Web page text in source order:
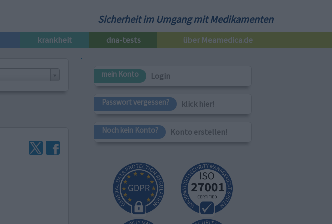
Sicherheit im Umgang mit Medikamenten
krankheit dna-tests über Meamedica.de
mein Konto Login
Passwort vergessen? klick hier!
Noch kein Konto? Konto erstellen!